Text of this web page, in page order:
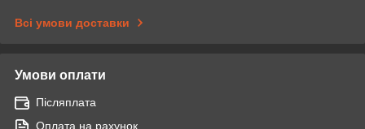
Всі умови доставки
Умови оплати
Післяплата
Оплата на рахунок